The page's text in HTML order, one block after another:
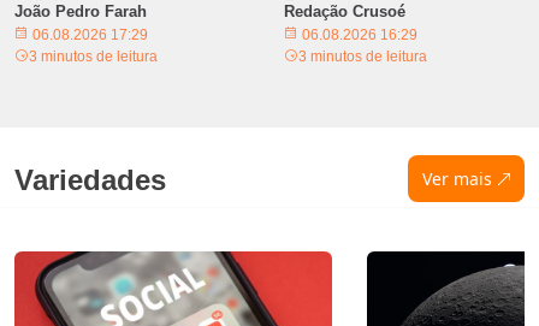
João Pedro Farah
06.08.2026 17:29
3 minutos de leitura
Redação Crusoé
06.08.2026 16:29
3 minutos de leitura
Variedades Ver mais